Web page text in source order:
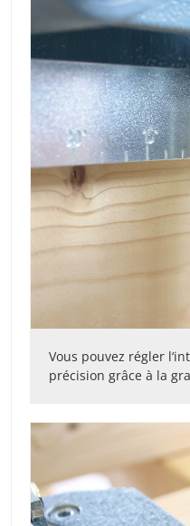
Vous pouvez régler
précision grâce à la